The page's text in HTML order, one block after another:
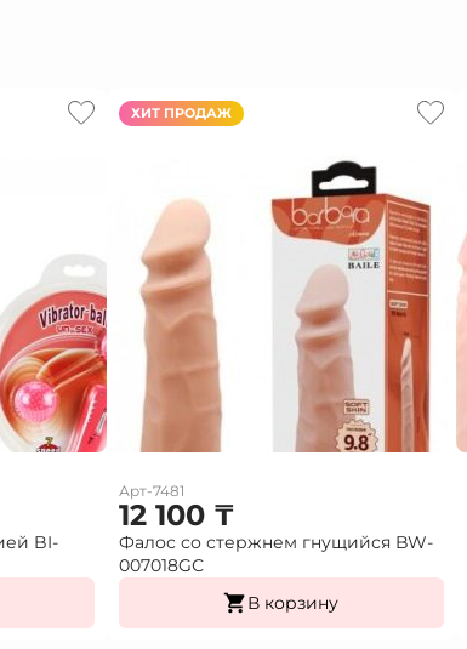
BI-
ХИТ ПРОДАЖ
Арт-7481
12 100 ₸
Фалос со стержнем гнущийся BW-
007018GС
В корзину